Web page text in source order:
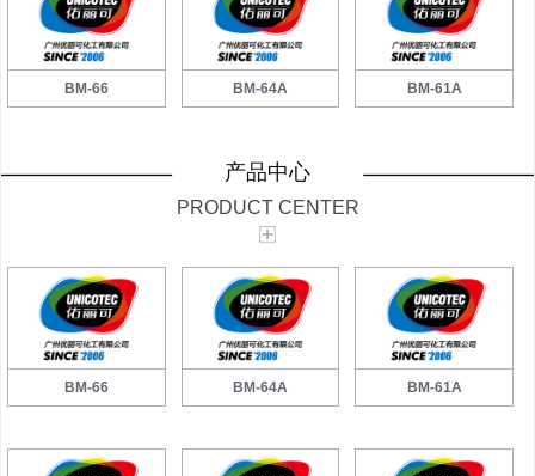
BM-66 BM-64A BM-61A
产品中心
PRODUCT CENTER
BM-66 BM-64A BM-61A